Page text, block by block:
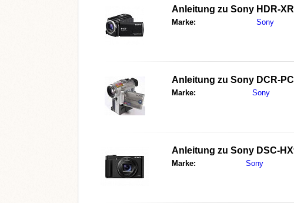
Anleitung zu Sony HDR-
Marke: Sony
Anleitung zu Sony DCR-
Marke: Sony
Anleitung zu Sony DSC-
Marke: Sony